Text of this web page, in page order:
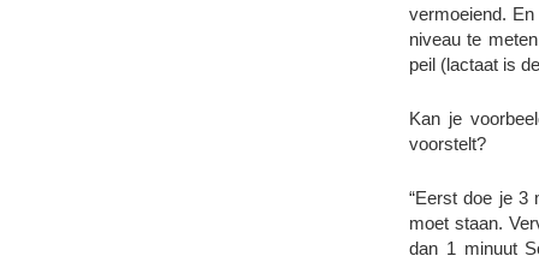
vermoeiend.
niveau te
peil (lactaat is
Kan je
voorstelt?
“Eerst doe je 3
moet staan.
dan 1 minuut